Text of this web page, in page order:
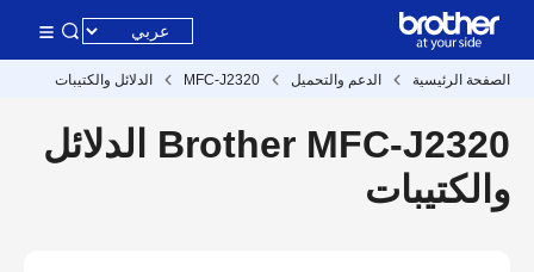
الصفحة الرئيسية الدعم والتحميل MFC-J2320 الدلائل والكتيبات
Brother MFC-J2320 الدلائل
والكتيبات